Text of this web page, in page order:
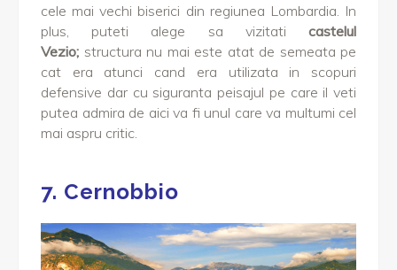
cele mai vechi biserici din regiunea Lombardia. In
plus, puteti alege sa vizitati castelul
Vezio; structura nu mai este atat de semeata pe
cat era atunci cand era utilizata in scopuri
defensive dar cu siguranta peisajul pe care il veti
putea admira de aici va fi unul care va multumi cel
mai aspru critic.
7. Cernobbio